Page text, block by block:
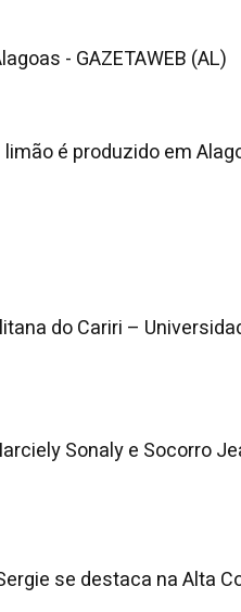
- GAZETAWEB (AL)
é produzido em
do Cariri –
Sonaly e Socorro
se destaca na Alta